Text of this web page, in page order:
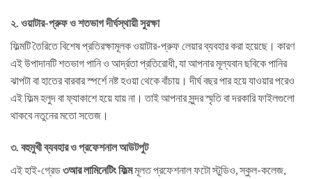
২. ওয়াটার-প্রুফ ও শতভাগ দীর্ঘস্থায়ী সুরক্ষা
ফিল্মটি তৈরিতে বিশেষ প্রতিরক্ষামূলক ওয়াটার-প্রুফ লেয়ার ব্যবহার করা হয়েছে। কারণ
এই উপাদানটি শতভাগ পানি ও আর্দ্রতা প্রতিরোধী, যা আপনার মূল্যবান ছবিকে পানির
ঝাপটা বা হাতের বারবার স্পর্শে নষ্ট হওয়া থেকে বাঁচায়। দীর্ঘ বছর পার হয়ে যাওয়ার পরেও
এই ফিল্ম হলুদ বা ফ্যাকাশে হয়ে যায় না। তাই আপনার সুন্দর স্মৃতি বা দরকারি ফাইলগুলো
থাকবে নতুনের মতো সতেজ।
৩. বহুমুখী ব্যবহার ও প্রফেশনাল আউটপুট
এই হাই-গ্রেড৩আর লামিনেটিং ফিল্মমূলত প্রফেশনাল ফটো স্টুডিও, স্কুল-কলেজ,